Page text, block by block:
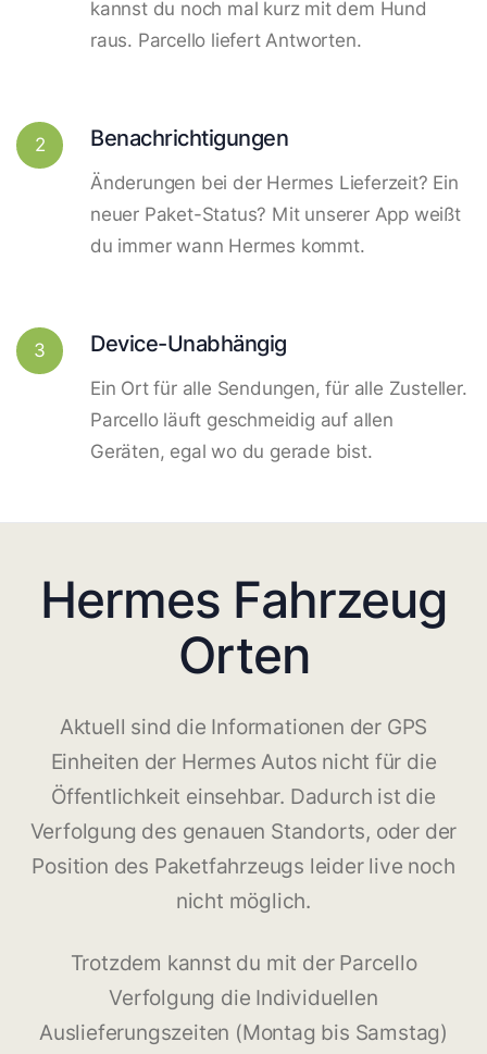
kannst du noch mal kurz mit dem Hund
raus. Parcello liefert Antworten.
2 Benachrichtigungen
Änderungen bei der Hermes Lieferzeit? Ein
neuer Paket-Status? Mit unserer App weißt
du immer wann Hermes kommt.
3 Device-Unabhängig
Ein Ort für alle Sendungen, für alle Zusteller.
Parcello läuft geschmeidig auf allen
Geräten, egal wo du gerade bist.
Hermes Fahrzeug
Orten
Aktuell sind die Informationen der GPS
Einheiten der Hermes Autos nicht für die
Öffentlichkeit einsehbar. Dadurch ist die
Verfolgung des genauen Standorts, oder der
Position des Paketfahrzeugs leider live noch
nicht möglich.
Trotzdem kannst du mit der Parcello
Verfolgung die Individuellen
Auslieferungszeiten (Montag bis Samstag)